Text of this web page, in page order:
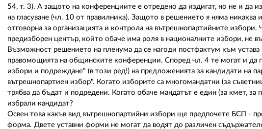
54, т. 3). А защото на конференциите е отредено да издигат, но не и да
на гласуване (чл. 10 от правилника). Защото в решението я няма
отговорна за организацията и контрола на вътрешнопартийните
предизборен център, който обаче има роля в националните избори, не
Възможност решението на пленума да се нагоди постфактум към
правомощията на общинските конференции. Според чл. 4 те могат и да
избори и подреждане" (в този ред!) на предложенията за кандидати на
вътрешнопартиен избор". Когато изборите са многомандатни (за
трябва да бъдат и подредени. Когато обаче мандатът е един (за кмет,
избрали кандидат?
Освен това какъв вид вътрешнопартийни избори ще предпочете БСП -
форма. Двете уставни форми не могат да водят до различен